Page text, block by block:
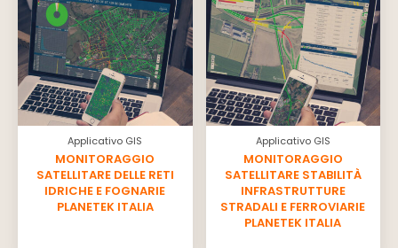
Applicativo GIS
MONITORAGGIO
SATELLITARE DELLE RETI
IDRICHE E FOGNARIE
PLANETEK ITALIA
Applicativo GIS
MONITORAGGIO
SATELLITARE STABILITÀ
INFRASTRUTTURE
STRADALI E FERROVIARIE
PLANETEK ITALIA